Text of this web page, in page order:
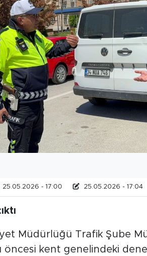
25.05.2026 - 17:00 25.05.2026 - 17:04
Müdürlüğü Trafik Şube
öncesi kent genelindeki